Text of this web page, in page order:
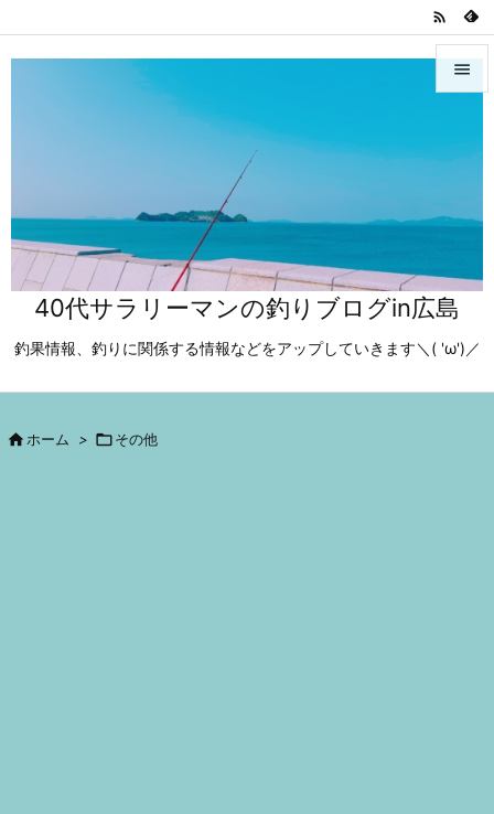
40代サラリーマンの釣りブログin広島
釣果情報、釣りに関係する情報などをアップしていきます＼( 'ω')／



次へ


 ホーム > その他